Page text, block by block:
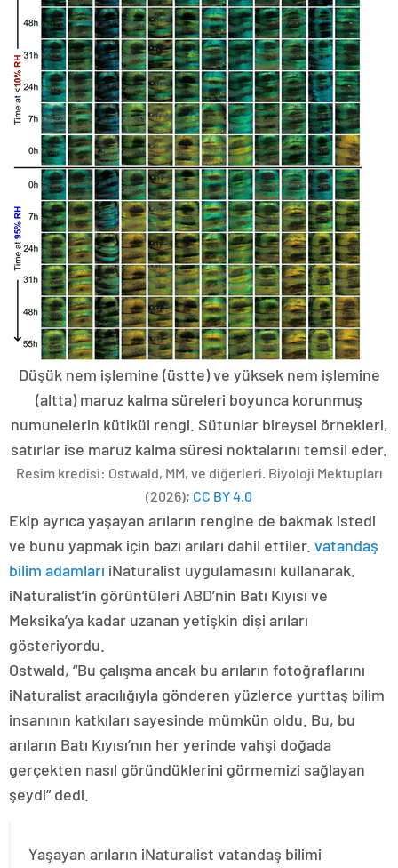
Düşük nem işlemine (üstte) ve yüksek nem işlemine
(altta) maruz kalma süreleri boyunca korunmuş
numunelerin kütikül rengi. Sütunlar bireysel örnekleri,
satırlar ise maruz kalma süresi noktalarını temsil eder.
Resim kredisi: Ostwald, MM, ve diğerleri. Biyoloji Mektupları
(2026); CC BY 4.0
Ekip ayrıca yaşayan arıların rengine de bakmak istedi
ve bunu yapmak için bazı arıları dahil ettiler. vatandaş
bilim adamları iNaturalist uygulamasını kullanarak.
iNaturalist’in görüntüleri ABD’nin Batı Kıyısı ve
Meksika’ya kadar uzanan yetişkin dişi arıları
gösteriyordu.
Ostwald, “Bu çalışma ancak bu arıların fotoğraflarını
iNaturalist aracılığıyla gönderen yüzlerce yurttaş bilim
insanının katkıları sayesinde mümkün oldu. Bu, bu
arıların Batı Kıyısı’nın her yerinde vahşi doğada
gerçekten nasıl göründüklerini görmemizi sağlayan
şeydi” dedi.
Yaşayan arıların iNaturalist vatandaş bilimi